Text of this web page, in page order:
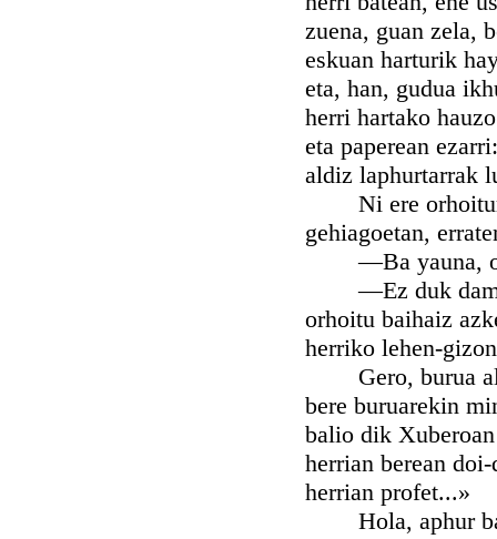
zuena, guan zela,
eskuan harturik
eta, han, gudua
herri hartako
eta paperean
aldiz laphurtarrak
Ni ere orhoiturik
gehiagoetan,
—Ba yauna,
—Ez duk damu,
orhoitu baihaiz
herriko lehen-
Gero, burua
bere buruarekin
balio dik
herrian berean
herrian profet...»
Hola, aphur bat